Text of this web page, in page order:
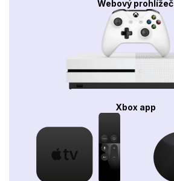
Webový prohlížeč
Xbox app